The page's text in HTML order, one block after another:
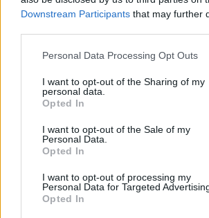
Downstream Participants that may further
Personal Data Processing Opt Outs
I want to opt-out of the Sharing of my
personal data.
Opted In
I want to opt-out of the Sale of my
Personal Data.
Opted In
I want to opt-out of processing my
Personal Data for Targeted
Opted In
ΡΟΗ ΕΙΔΗΣΕΩΝ
ΕΙΔΗΣΕΙΣ 10 Αυγούστου 2026
Βενιζέλειο Νοσοκομείο: